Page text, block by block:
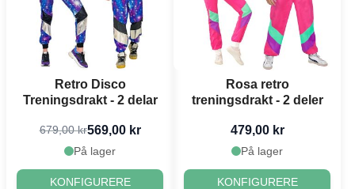
Retro Disco
Treningsdrakt - 2 delar
679,00 kr569,00 kr
På lager
KONFIGURERE
Rosa retro
treningsdrakt - 2 deler
479,00 kr
På lager
KONFIGURERE